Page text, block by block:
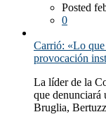
Posted
0
Carrió: «Lo que
provocación
La líder de la
que denunciará
Bruglia,